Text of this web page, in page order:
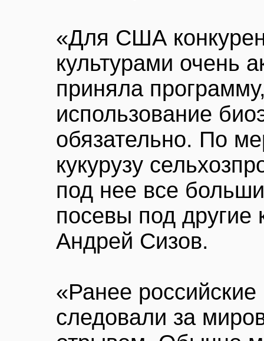
«Для США
культурами очень
приняла
использование
обязательно. По
кукурузу
под нее все
посевы под другие
Андрей Сизов.
«Ранее
следовали за